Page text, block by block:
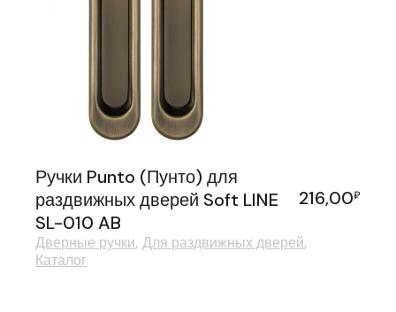
Ручки Punto (Пунто) для
раздвижных дверей Soft LINE
SL-010 AB
216,00₽
Дверные ручки Для раздвижных дверей
Каталог